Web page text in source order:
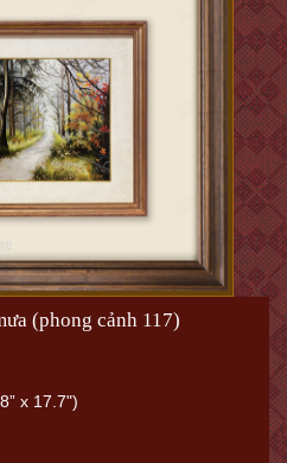
(phong cảnh 117)
x 17.7")